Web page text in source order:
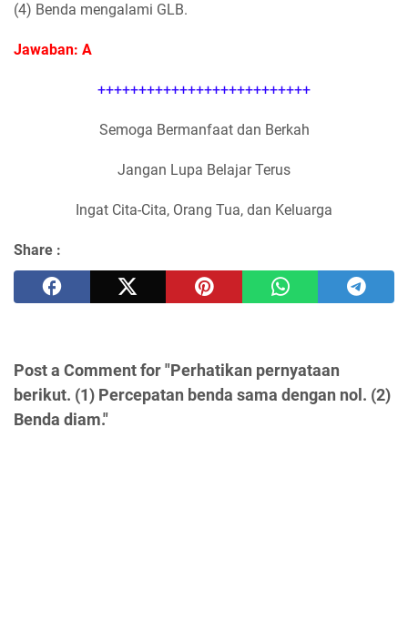
(4) Benda mengalami GLB.
Jawaban: A
++++++++++++++++++++++++++
Semoga Bermanfaat dan Berkah
Jangan Lupa Belajar Terus
Ingat Cita-Cita, Orang Tua, dan Keluarga
Share :
Post a Comment for "Perhatikan pernyataan
berikut. (1) Percepatan benda sama dengan nol. (2)
Benda diam."